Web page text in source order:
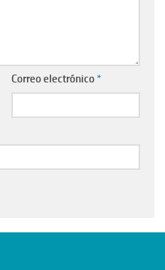
Correo electrónico *